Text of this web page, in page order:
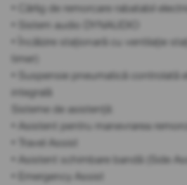
• Cârlig de remorcare rabatabil electric
• Sistem audio DYNAUDIO
• Încălzire staționară cu ventilație
timer)
• Suspensie pneumatică controlată
integrală
Sisteme de asistență:
• Asistent pentru manevrarea
• Travel Assist
• Asistent schimbare bandă (Side
• Emergency Assist